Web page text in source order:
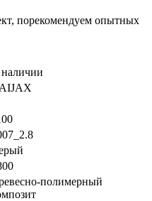
порекомендуем опытных
полимерный